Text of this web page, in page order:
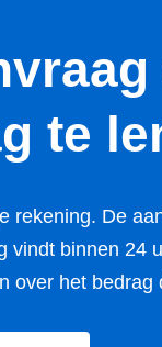
te
rekening. De
vindt binnen 24
over het bedrag